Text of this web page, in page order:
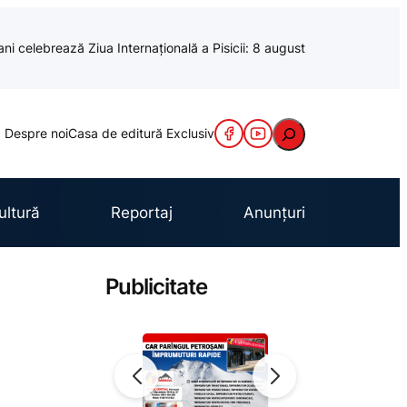
celebrează Ziua Internațională a Pisicii: 8 august
Despre noiCasa de editură Exclusiv Caută
Reportaj Anunțuri
Publicitate